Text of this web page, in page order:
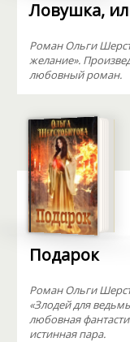
Ловушка,
Роман Ольги
желание».
любовный роман.
Подарок
Роман Ольги
«Злодей для
любовная
истинная пара.